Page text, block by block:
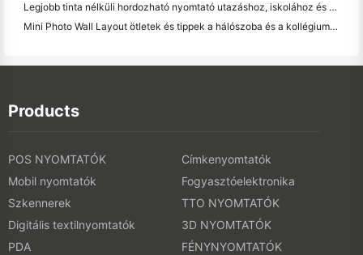
Legjobb tinta nélküli hordozható nyomtató utazáshoz, iskolához és mobil munkához: Hanin MT620 Pro felülvizsgálat
Mini Photo Wall Layout ötletek és tippek a hálószoba és a kollégium díszítése
Products
POS NYOMTATÓK
Címkenyomtatók
Mobil nyomtatók
Fogyasztóelektronika
Szkennerek
TTO NYOMTATÓK
Digitális textilnyomtatók
3D NYOMTATÓK
PDA
FÉNYNYOMTATÓK